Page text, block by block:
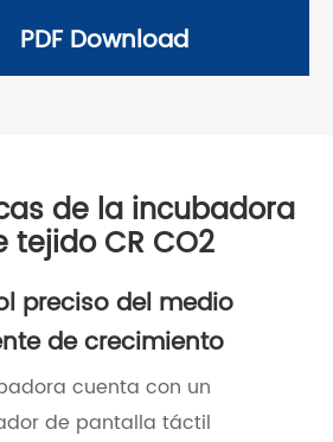
PDF Download
de la incubadora
CR CO2
preciso del medio
de crecimiento
cuenta con un
de pantalla táctil